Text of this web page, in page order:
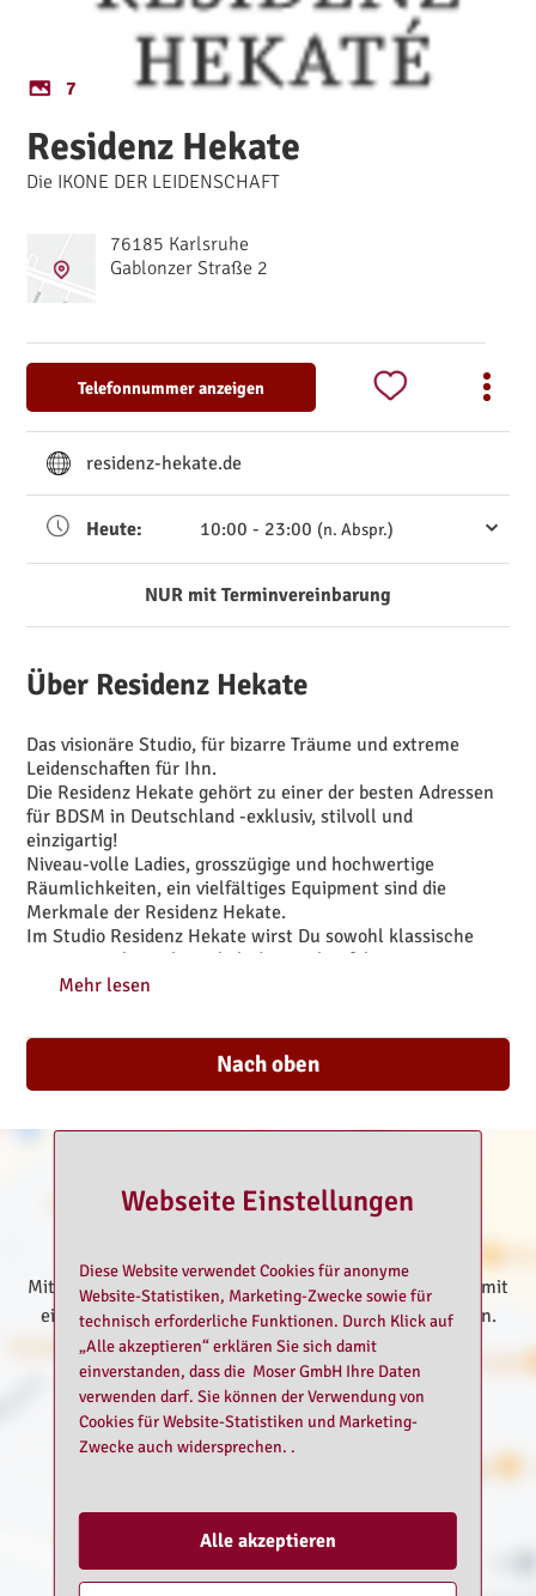
Webseite Einstellungen
Diese Website verwendet Cookies für anonyme
Website-Statistiken, Marketing-Zwecke sowie für
technisch erforderliche Funktionen. Durch Klick auf
„Alle akzeptieren“ erklären Sie sich damit
einverstanden, dass die Moser GmbH Ihre Daten
verwenden darf. Sie können der Verwendung von
Cookies für Website-Statistiken und Marketing-
Zwecke auch widersprechen. .
Alle akzeptieren
7
Residenz Hekate
Die IKONE DER LEIDENSCHAFT
76185 Karlsruhe
Gablonzer Straße 2
Telefonnummer anzeigen
residenz-hekate.de
Heute: 10:00 - 23:00 (n. Abspr.)
NUR mit Terminvereinbarung
Über Residenz Hekate
Das visionäre Studio, für bizarre Träume und extreme
Leidenschaften für Ihn.
Die Residenz Hekate gehört zu einer der besten Adressen
für BDSM in Deutschland -exklusiv, stilvoll und
einzigartig!
Niveau-volle Ladies, grosszügige und hochwertige
Räumlichkeiten, ein vielfältiges Equipment sind die
Merkmale der Residenz Hekate.
Im Studio Residenz Hekate wirst Du sowohl klassische
Dominanz als auch prickelnde Erotik erfahren.
Für Fetischisten, Bizarre und SM-Liebhaber bieten wir eine
Realität, die Symbiose von Luxus und Material aus
klassischen Elementen, perfektes Design, sinnvolle
Funktion und Innovation.
Unsere Angebote:
den erotischen und traditionellen Geniesser, SM, Bizarr,
Klinik, Latex, Heavy Rubber, TV, Dirty Games, Wrestling,
Rollenspiele/Regiebücher, Parcour für Petplay,
Elektroabteilung, Bondage, Restriktionen, Langzeit und
Übernachtungen, Events, Käfighaltungen, Payslave,
Workshops, Outdoor und Begleitservice(nur gegen
Anzahlung)
Mehr lesen
Nach oben
Mit dem Klick auf "Karte anzeigen" erklären Sie sich damit
einverstanden, die Kartendienste von Google zu nutzen.
Weitere Informationen dazu finden Sie in unserer
Datenschutzerklärung
Karte anzeigen